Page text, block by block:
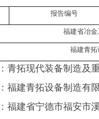
报告编号
福建省冶金
福建青拓
青拓现代装备制造及
福建青拓设备制造有
福建省宁德市福安市